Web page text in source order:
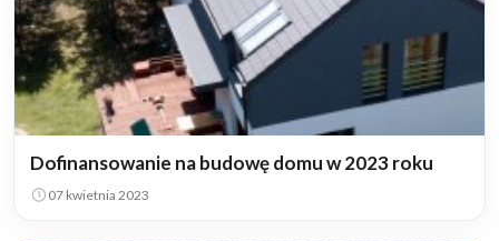
Dofinansowanie na budowę domu w 2023 roku
07 kwietnia 2023